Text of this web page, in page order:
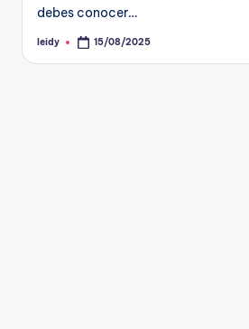
debes conocer…
Publicado
leidy 15/08/2025